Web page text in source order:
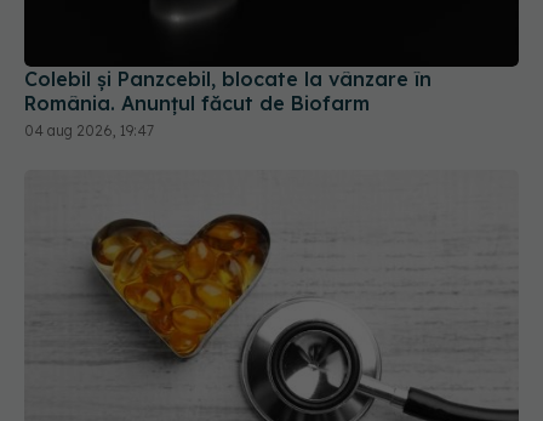
Colebil și Panzcebil, blocate la vânzare în
România. Anunțul făcut de Biofarm
04 aug 2026, 19:47